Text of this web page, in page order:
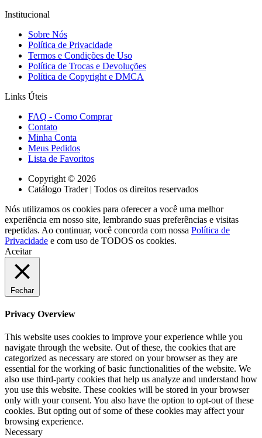
Institucional
Sobre Nós
Política de Privacidade
Termos e Condições de Uso
Política de Trocas e Devoluções
Política de Copyright e DMCA
Links Úteis
FAQ - Como Comprar
Contato
Minha Conta
Meus Pedidos
Lista de Favoritos
Copyright © 2026
Catálogo Trader | Todos os direitos reservados
Nós utilizamos os cookies para oferecer a você uma melhor
experiência em nosso site, lembrando suas preferências e visitas
repetidas. Ao continuar, você concorda com nossa Política de
Privacidade e com uso de TODOS os cookies.
Aceitar
Fechar
Privacy Overview
This website uses cookies to improve your experience while you
navigate through the website. Out of these, the cookies that are
categorized as necessary are stored on your browser as they are
essential for the working of basic functionalities of the website. We
also use third-party cookies that help us analyze and understand how
you use this website. These cookies will be stored in your browser
only with your consent. You also have the option to opt-out of these
cookies. But opting out of some of these cookies may affect your
browsing experience.
Necessary